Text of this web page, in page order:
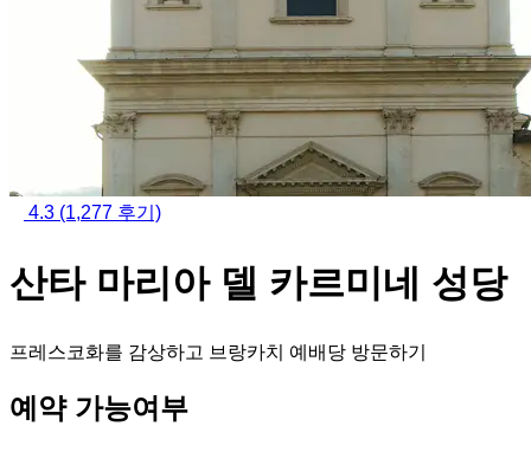
4.3 (1,277 후기)
산타 마리아 델 카르미네 성당
프레스코화를 감상하고 브랑카치 예배당 방문하기
예약 가능여부